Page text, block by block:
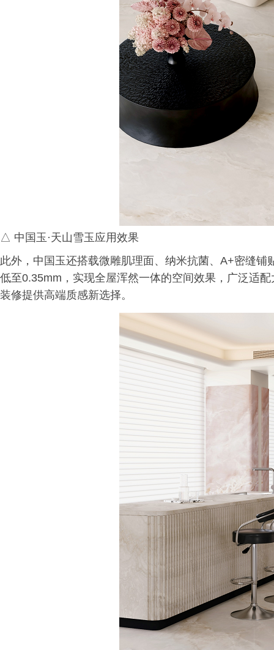
△ 中国玉·天山雪玉应用效果
此外，中国玉还搭载微雕肌理面、纳米抗菌、A+密缝
低至0.35mm，实现全屋浑然一体的空间效果，广泛适
装修提供高端质感新选择。